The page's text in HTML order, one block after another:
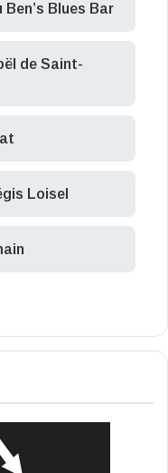
Blues Bar
de Saint-
Loisel